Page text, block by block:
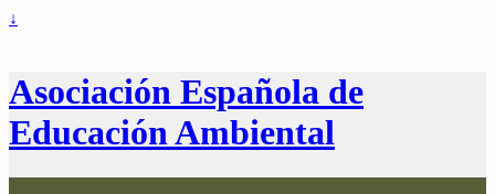
↓
Asociación Española de
Educación Ambiental